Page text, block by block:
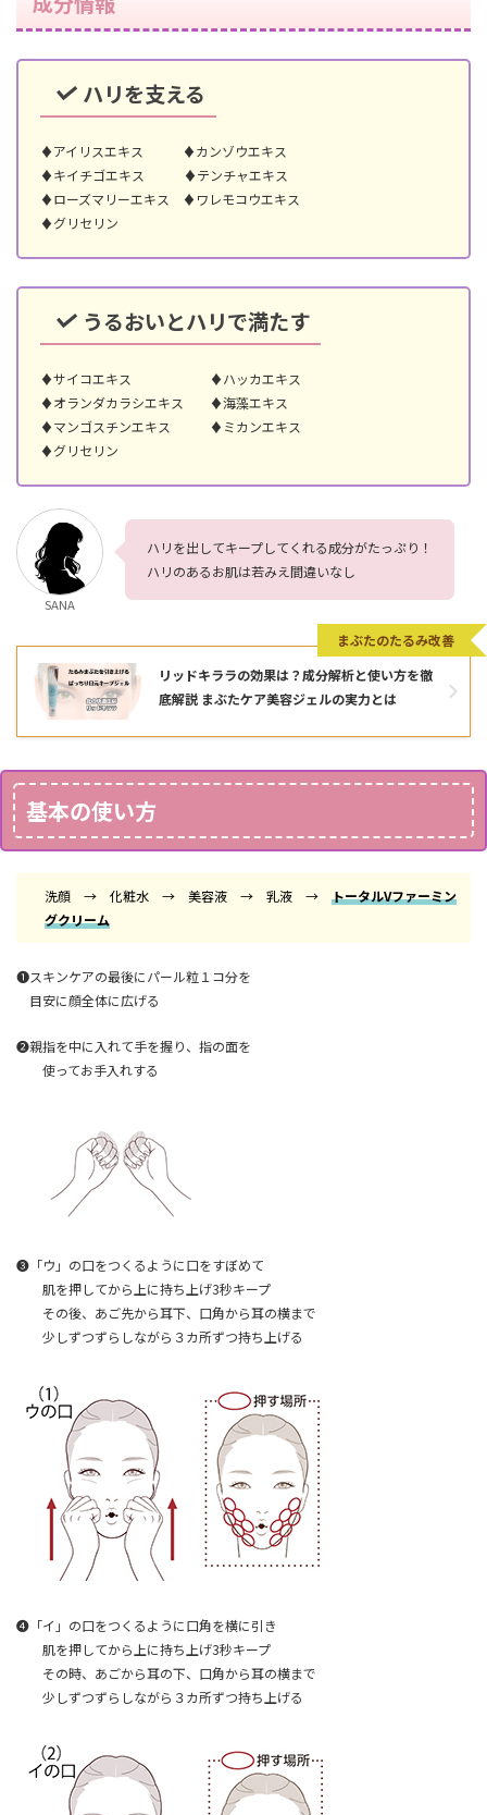
ハリを支える
♦アイリスエキス ♦カンゾウエキス
♦キイチゴエキス ♦テンチャエキス
♦ローズマリーエキス ♦ワレモコウエキス
♦グリセリン
うるおいとハリで満たす
♦サイコエキス ♦ハッカエキス
♦オランダカラシエキス ♦海藻エキス
♦マンゴスチンエキス ♦ミカンエキス
♦グリセリン
SANA
ハリを出してキープしてくれる成分がたっぷり！
ハリのあるお肌は若みえ間違いなし
リッドキララの効果は？成分解析と使い方を徹
底解説 まぶたケア美容ジェルの実力とは
まぶたのたるみ改善
基本の使い方
洗顔 → 化粧水 → 美容液 → 乳液 → トータルVファーミン
グクリーム
❶スキンケアの最後にパール粒１コ分を
目安に顔全体に広げる
❷親指を中に入れて手を握り、指の面を
使ってお手入れする
❸「ウ」の口をつくるように口をすぼめて
肌を押してから上に持ち上げ3秒キープ
その後、あご先から耳下、口角から耳の横まで
少しずつずらしながら３カ所ずつ持ち上げる
❹「イ」の口をつくるように口角を横に引き
肌を押してから上に持ち上げ3秒キープ
その時、あごから耳の下、口角から耳の横まで
少しずつずらしながら３カ所ずつ持ち上げる